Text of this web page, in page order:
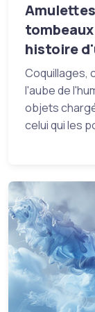
histoire
Coquillages,
l'aube de
objets
celui qui les